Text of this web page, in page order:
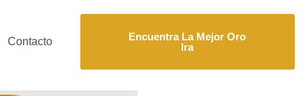
Contacto
Encuentra La Mejor Oro
Ira